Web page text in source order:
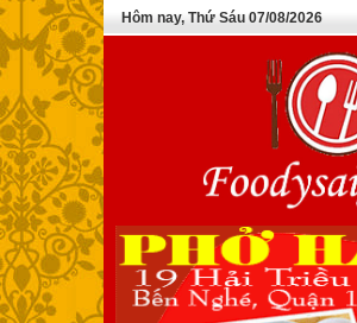
Hôm nay, Thứ Sáu 07/08/2026